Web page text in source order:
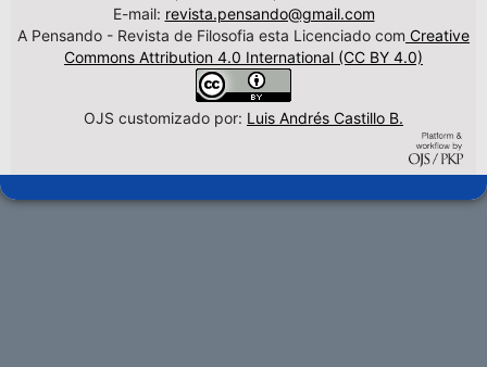
E-mail: revista.pensando@gmail.com
A Pensando - Revista de Filosofia esta Licenciado com Creative
Commons Attribution 4.0 International (CC BY 4.0)
OJS customizado por: Luis Andrés Castillo B.